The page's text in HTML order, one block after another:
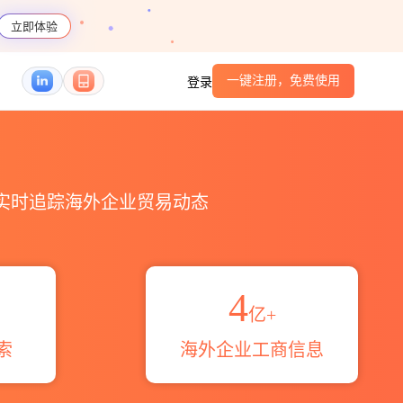
立即体验
登录 一键注册，免费使用
时追踪海外企业贸易动态
4亿+
海外企业工商信息